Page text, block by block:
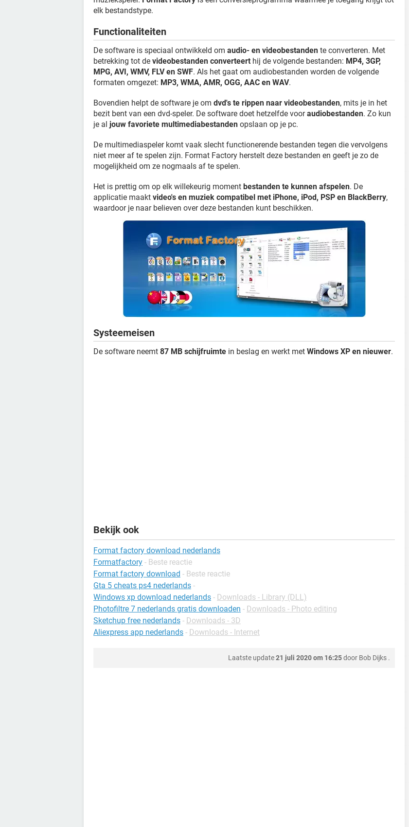
elk bestandstype.
Functionaliteiten
De software is speciaal ontwikkeld om audio- en videobestanden te converteren. Met
betrekking tot de videobestanden converteert hij de volgende bestanden: MP4, 3GP,
MPG, AVI, WMV, FLV en SWF. Als het gaat om audiobestanden worden de volgende
formaten omgezet: MP3, WMA, AMR, OGG, AAC en WAV.
Bovendien helpt de software je om dvd's te rippen naar videobestanden, mits je in het
bezit bent van een dvd-speler. De software doet hetzelfde vooraudiobestanden. Zo kun
je al jouw favoriete multimediabestanden opslaan op je pc.
De multimediaspeler komt vaak slecht functionerende bestanden tegen die vervolgens
niet meer af te spelen zijn. Format Factory herstelt deze bestanden en geeft je zo de
mogelijkheid om ze nogmaals af te spelen.
Het is prettig om op elk willekeurig moment bestanden te kunnen afspelen. De
applicatie maakt video's en muziek compatibel met iPhone, iPod, PSP en BlackBerry,
waardoor je naar believen over deze bestanden kunt beschikken.
Systeemeisen
De software neemt 87 MB schijfruimte in beslag en werkt met Windows XP en nieuwer.
Bekijk ook
Format factory download nederlands
Formatfactory - Beste reactie
Format factory download - Beste reactie
Gta 5 cheats ps4 nederlands -
Windows xp download nederlands - Downloads - Library (DLL)
Photofiltre 7 nederlands gratis downloaden - Downloads - Photo editing
Sketchup free nederlands - Downloads - 3D
Aliexpress app nederlands - Downloads - Internet
Laatste update21 juli 2020 om 16:25door Bob Dijks .